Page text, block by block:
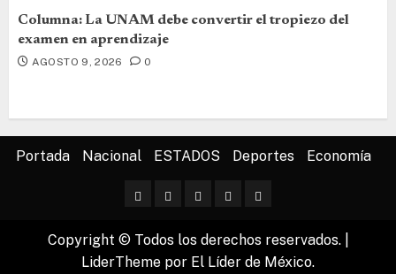
Columna: La UNAM debe convertir el tropiezo del
examen en aprendizaje
AGOSTO 9, 2026 0
Portada Nacional ESTADOS Deportes Economía
Copyright © Todos los derechos reservados.
LiderTheme por El Líder de México.